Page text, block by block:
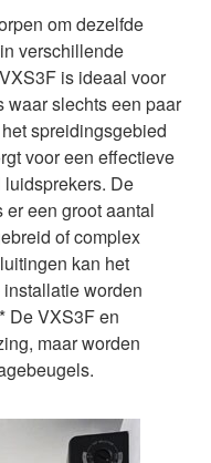
om dezelfde
verschillende
is ideaal voor
slechts een paar
spreidingsgebied
voor een effectieve
De
een groot aantal
of complex
kan het
worden
De VXS3F en
maar worden